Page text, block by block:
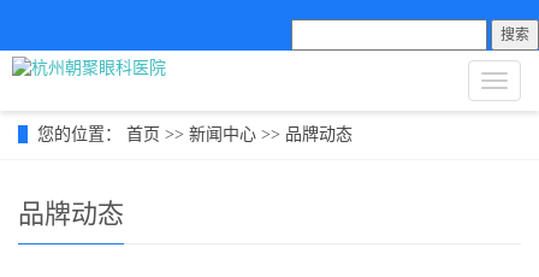
搜索
导
航
您的位置： 首页 >> 新闻中心 >> 品牌动态
品牌动态